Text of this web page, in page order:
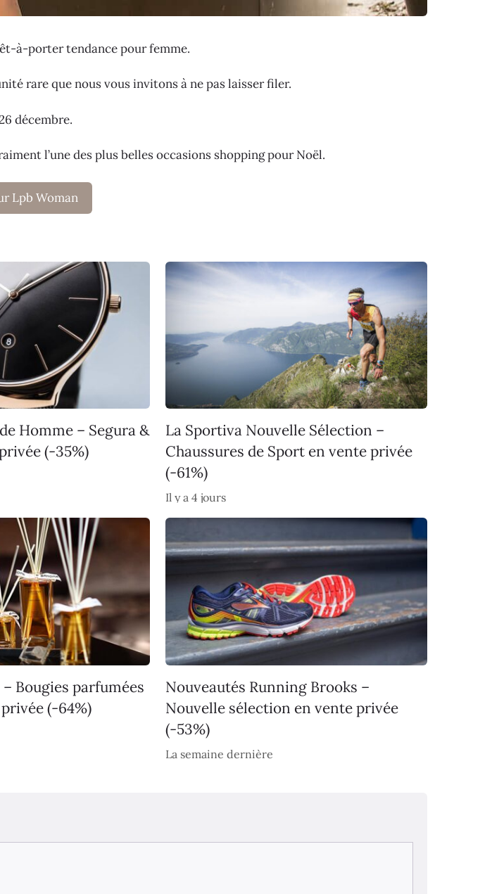
à-porter tendance pour femme.
rare que nous vous invitons à ne pas laisser filer.
décembre.
l’une des plus belles occasions shopping pour Noël.
Lpb Woman
Homme – Segura &
(-35%)
La Sportiva Nouvelle Sélection –
Chaussures de Sport en vente privée
(-61%)
Il y a 4 jours
Bougies parfumées
(-64%)
Nouveautés Running Brooks –
Nouvelle sélection en vente privée
(-53%)
La semaine dernière